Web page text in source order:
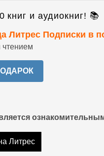
книг и аудиокниг! 📚
Литрес Подписки в
Литрес